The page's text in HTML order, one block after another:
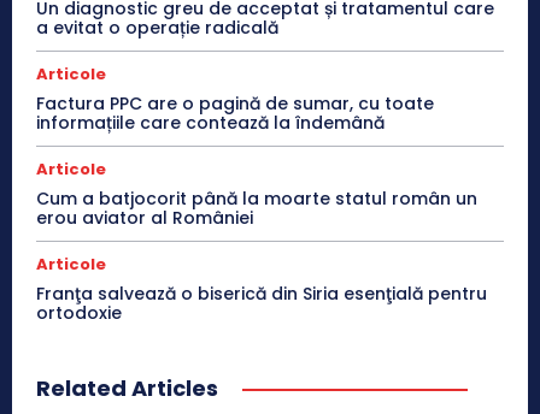
Un diagnostic greu de acceptat și tratamentul care
a evitat o operație radicală
Articole
Factura PPC are o pagină de sumar, cu toate
informațiile care contează la îndemână
Articole
Cum a batjocorit până la moarte statul român un
erou aviator al României
Articole
Franţa salvează o biserică din Siria esenţială pentru
ortodoxie
Related Articles